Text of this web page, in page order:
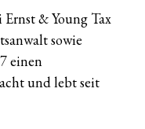
& Young Tax
sowie
einen
und lebt seit